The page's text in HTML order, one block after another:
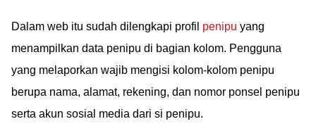
Dalam web itu sudah dilengkapi profil penipu yang
menampilkan data penipu di bagian kolom. Pengguna
yang melaporkan wajib mengisi kolom-kolom penipu
berupa nama, alamat, rekening, dan nomor ponsel penipu
serta akun sosial media dari si penipu.